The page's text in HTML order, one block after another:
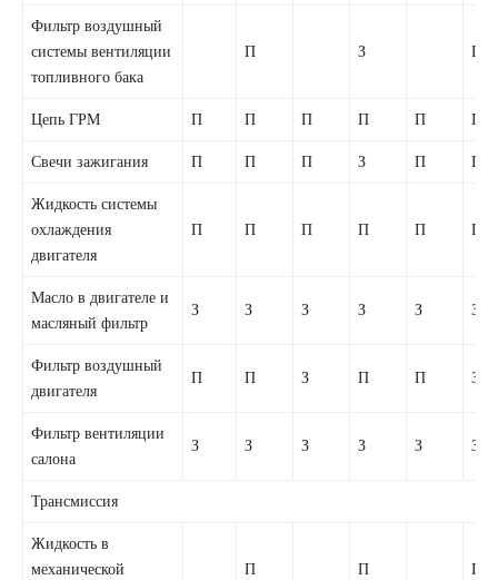
Фильтр воздушный
системы вентиляции
топливного бака
П З П
Цепь ГРМ П П П П П П
Свечи зажигания П П П З П П
Жидкость системы
охлаждения
двигателя
П П П П П П
Масло в двигателе и
масляный фильтр
З З З З З З
Фильтр воздушный
двигателя
П П З П П З
Фильтр вентиляции
салона
З З З З З З
Трансмиссия
Жидкость в
механической
П П П